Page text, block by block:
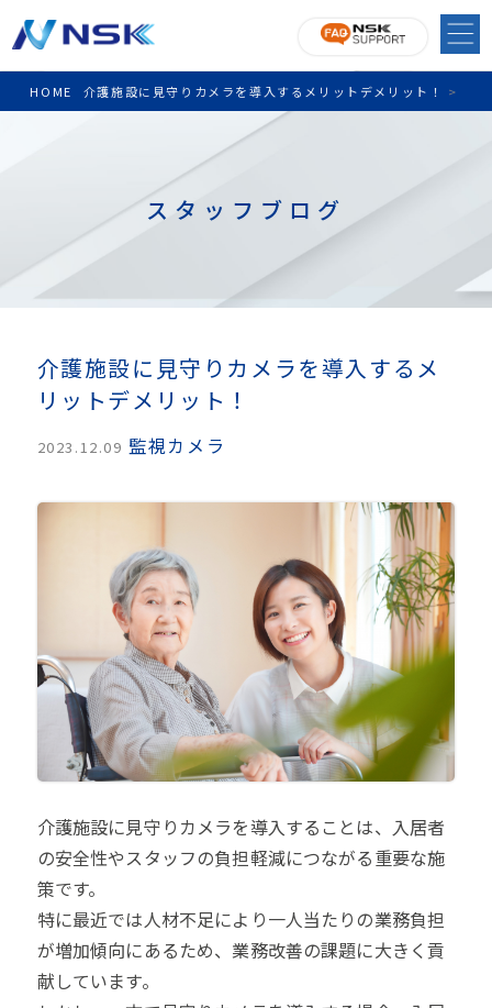
HOME >
介護施設に見守りカメラを導入するメリットデメリット！
スタッフブログ
介護施設に見守りカメラを導入するメ
リットデメリット！
2023.12.09 監視カメラ
介護施設に見守りカメラを導入することは、入居者
の安全性やスタッフの負担軽減につながる重要な施
策です。
特に最近では人材不足により一人当たりの業務負担
が増加傾向にあるため、業務改善の課題に大きく貢
献しています。